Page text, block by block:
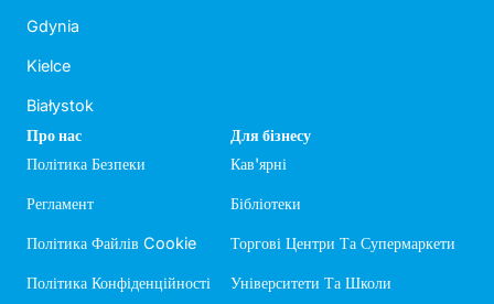
Gdynia
Kielce
Białystok
Про нас
Політика Безпеки
Регламент
Політика Файлів Cookie
Політика Конфіденційності
Для бізнесу
Кав'ярні
Бібліотеки
Торгові Центри Та Супермаркети
Університети Та Школи